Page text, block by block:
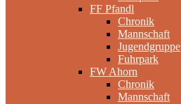
FF Pfandl
Chronik
Mannschaft
Jugendgruppe
Fuhrpark
FW Ahorn
Chronik
Mannschaft